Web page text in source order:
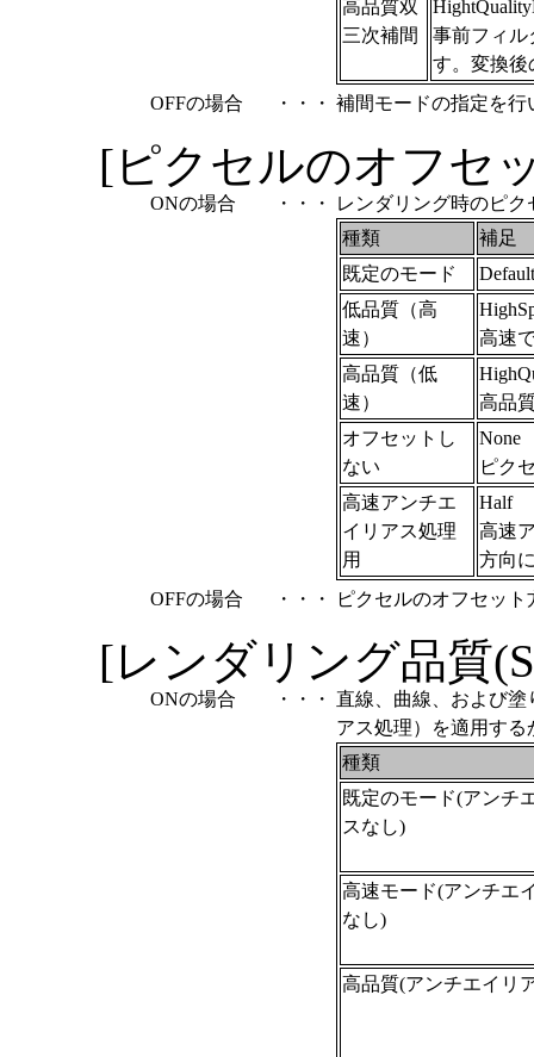
高品質双
三次補間
事前フィル
す。変換後
OFFの場合
・・・ 補間モードの指定を行
[ピクセルのオフセ
ONの場合 ・・・
レンダリング時のピ
種類
補足
既定のモード
低品質（高
速）
高速
高品質（低
速）
高品
オフセットし
ない
None
ピク
高速アンチエ
イリアス処理
用
Half
高速
方向
OFFの場合
・・・ ピクセルのオフセッ
[レンダリング品質
ONの場合 ・・・ 直線、曲線、および
アス処理）を適用す
種類
既定のモード(アンチ
スなし)
高速モード(アンチエ
なし)
高品質(アンチエイリ